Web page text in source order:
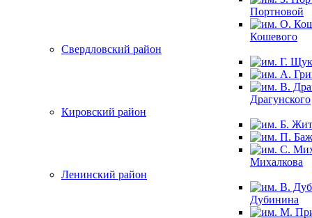
Портновой
Кошевого
Свердловский район
Драгунского
Кировский район
Михалкова
Ленинский район
Дубинина